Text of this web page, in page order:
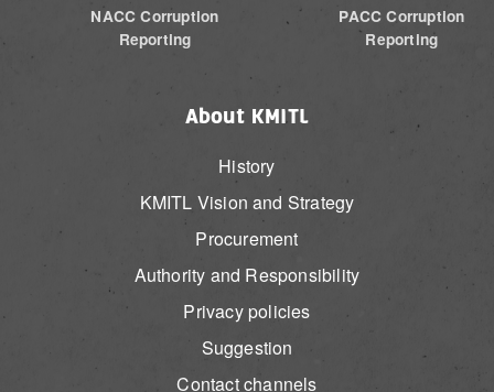
NACC Corruption
Reporting
PACC Corruption
Reporting
About KMITL
History
KMITL Vision and Strategy
Procurement
Authority and Responsibility
Privacy policies
Suggestion
Contact channels